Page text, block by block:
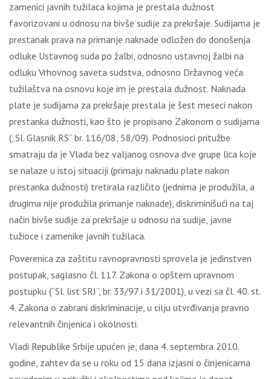
zamenici javnih tužilaca kojima je prestala dužnost
favorizovani u odnosu na bivše sudije za prekršaje. Sudijama je
prestanak prava na primanje naknade odložen do donošenja
odluke Ustavnog suda po žalbi, odnosno ustavnoj žalbi na
odluku Vrhovnog saveta sudstva, odnosno Državnog veća
tužilaštva na osnovu koje im je prestala dužnost. Naknada
plate je sudijama za prekršaje prestala je šest meseci nakon
prestanka dužnosti, kao što je propisano Zakonom o sudijama
(„Sl. Glasnik RS” br. 116/08, 58/09). Podnosioci pritužbe
smatraju da je Vlada bez valjanog osnova dve grupe lica koje
se nalaze u istoj situaciji (primaju naknadu plate nakon
prestanka dužnosti) tretirala različito (jednima je produžila, a
drugima nije produžila primanje naknade), diskriminišući na taj
način bivše sudije za prekršaje u odnosu na sudije, javne
tužioce i zamenike javnih tužilaca.
Poverenica za zaštitu ravnopravnosti sprovela je jedinstven
postupak, saglasno čl. 117. Zakona o opštem upravnom
postupku (“Sl. list SRJ”, br. 33/97 i 31/2001), u vezi sa čl. 40. st.
4. Zakona o zabrani diskriminacije, u cilju utvrđivanja pravno
relevantnih činjenica i okolnosti.
Vladi Republike Srbije upućen je, dana 4. septembra 2010.
godine, zahtev da se u roku od 15 dana izjasni o činjenicama